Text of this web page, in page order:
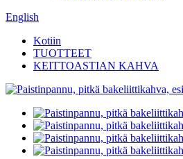
English
Kotiin
TUOTTEET
KEITTOASTIAN KAHVA